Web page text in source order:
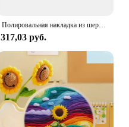
Полировальная накладка из шерстяного войлока 75 мм 100 мм 125 мм 150 мм 180 мм, абразивная Накладка для ремонта стекла, нержавеющей стали, полировки, царапин
317,03 руб.